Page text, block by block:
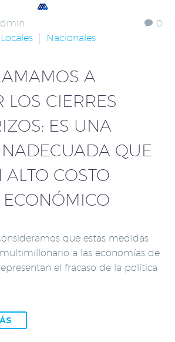
0
Locales Nacionales
A
LOS CIERRES
ES UNA
QUE
COSTO
ECONÓMICO
que estas medidas
a las economías de
el fracaso de la política